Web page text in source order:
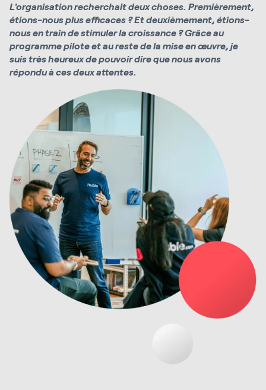
L'organisation recherchait deux choses. Premièrement,
étions-nous plus efficaces ? Et deuxièmement, étions-
nous en train de stimuler la croissance ? Grâce au
programme pilote et au reste de la mise en œuvre, je
suis très heureux de pouvoir dire que nous avons
répondu à ces deux attentes.